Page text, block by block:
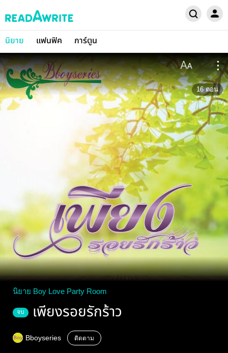
นิยาย แฟนฟิค การ์ตูน
16 ตอน
นิยาย Boy Love Party Room
จบ เพียงรอยรักร้าว
Bboyseries ติดตาม